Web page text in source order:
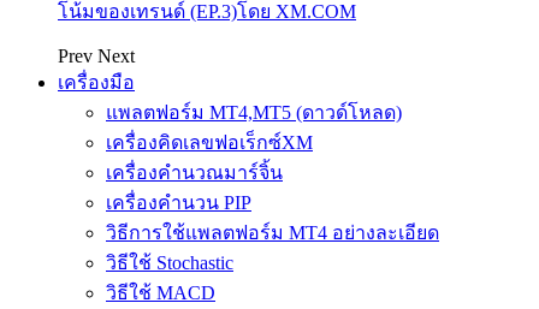
โน้มของเทรนด์ (EP.3)โดย XM.COM
Prev Next
เครื่องมือ
แพลตฟอร์ม MT4,MT5 (ดาวด์โหลด)
เครื่องคิดเลขฟอเร็กซ์XM
เครื่องคำนวณมาร์จิ้น
เครื่องคำนวน PIP
วิธีการใช้แพลตฟอร์ม MT4 อย่างละเอียด
วิธีใช้ Stochastic
วิธีใช้ MACD